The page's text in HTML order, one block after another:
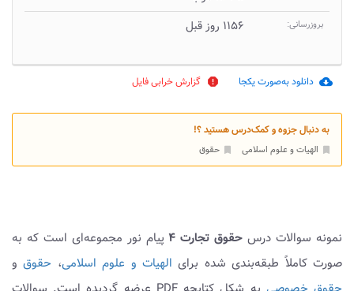
بروزرسانی: ۱۱۵۶ روز قبل
cloud_download دانلود به‌صورت یکجا report گزارش خرابی فایل
به دنبال جزوه و کمک‌درس هستید ؟!
الهیات و علوم اسلامی حقوق
نمونه سوالات درس حقوق تجارت ۴
پیام نور مجموعه‌ای است که به
صورت کاملاً طبقه‌بندی شده برای الهیات و علوم اسلامی، حقوقو